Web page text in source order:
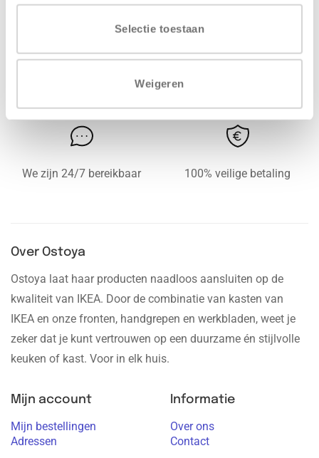
Selectie toestaan
Weigeren
Gratis levering vanaf € 750,-
We zijn 24/7 bereikbaar 100% veilige betaling
Over Ostoya
Ostoya laat haar producten naadloos aansluiten op de
kwaliteit van IKEA. Door de combinatie van kasten van
IKEA en onze fronten, handgrepen en werkbladen, weet je
zeker dat je kunt vertrouwen op een duurzame én stijlvolle
keuken of kast. Voor in elk huis.
Mijn account
Mijn bestellingen
Adressen
Informatie
Over ons
Contact